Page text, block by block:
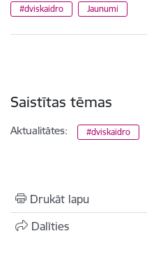
#dviskaidro Jaunumi
Saistītas tēmas
Aktualitātes: #dviskaidro
Drukāt lapu
Dalīties